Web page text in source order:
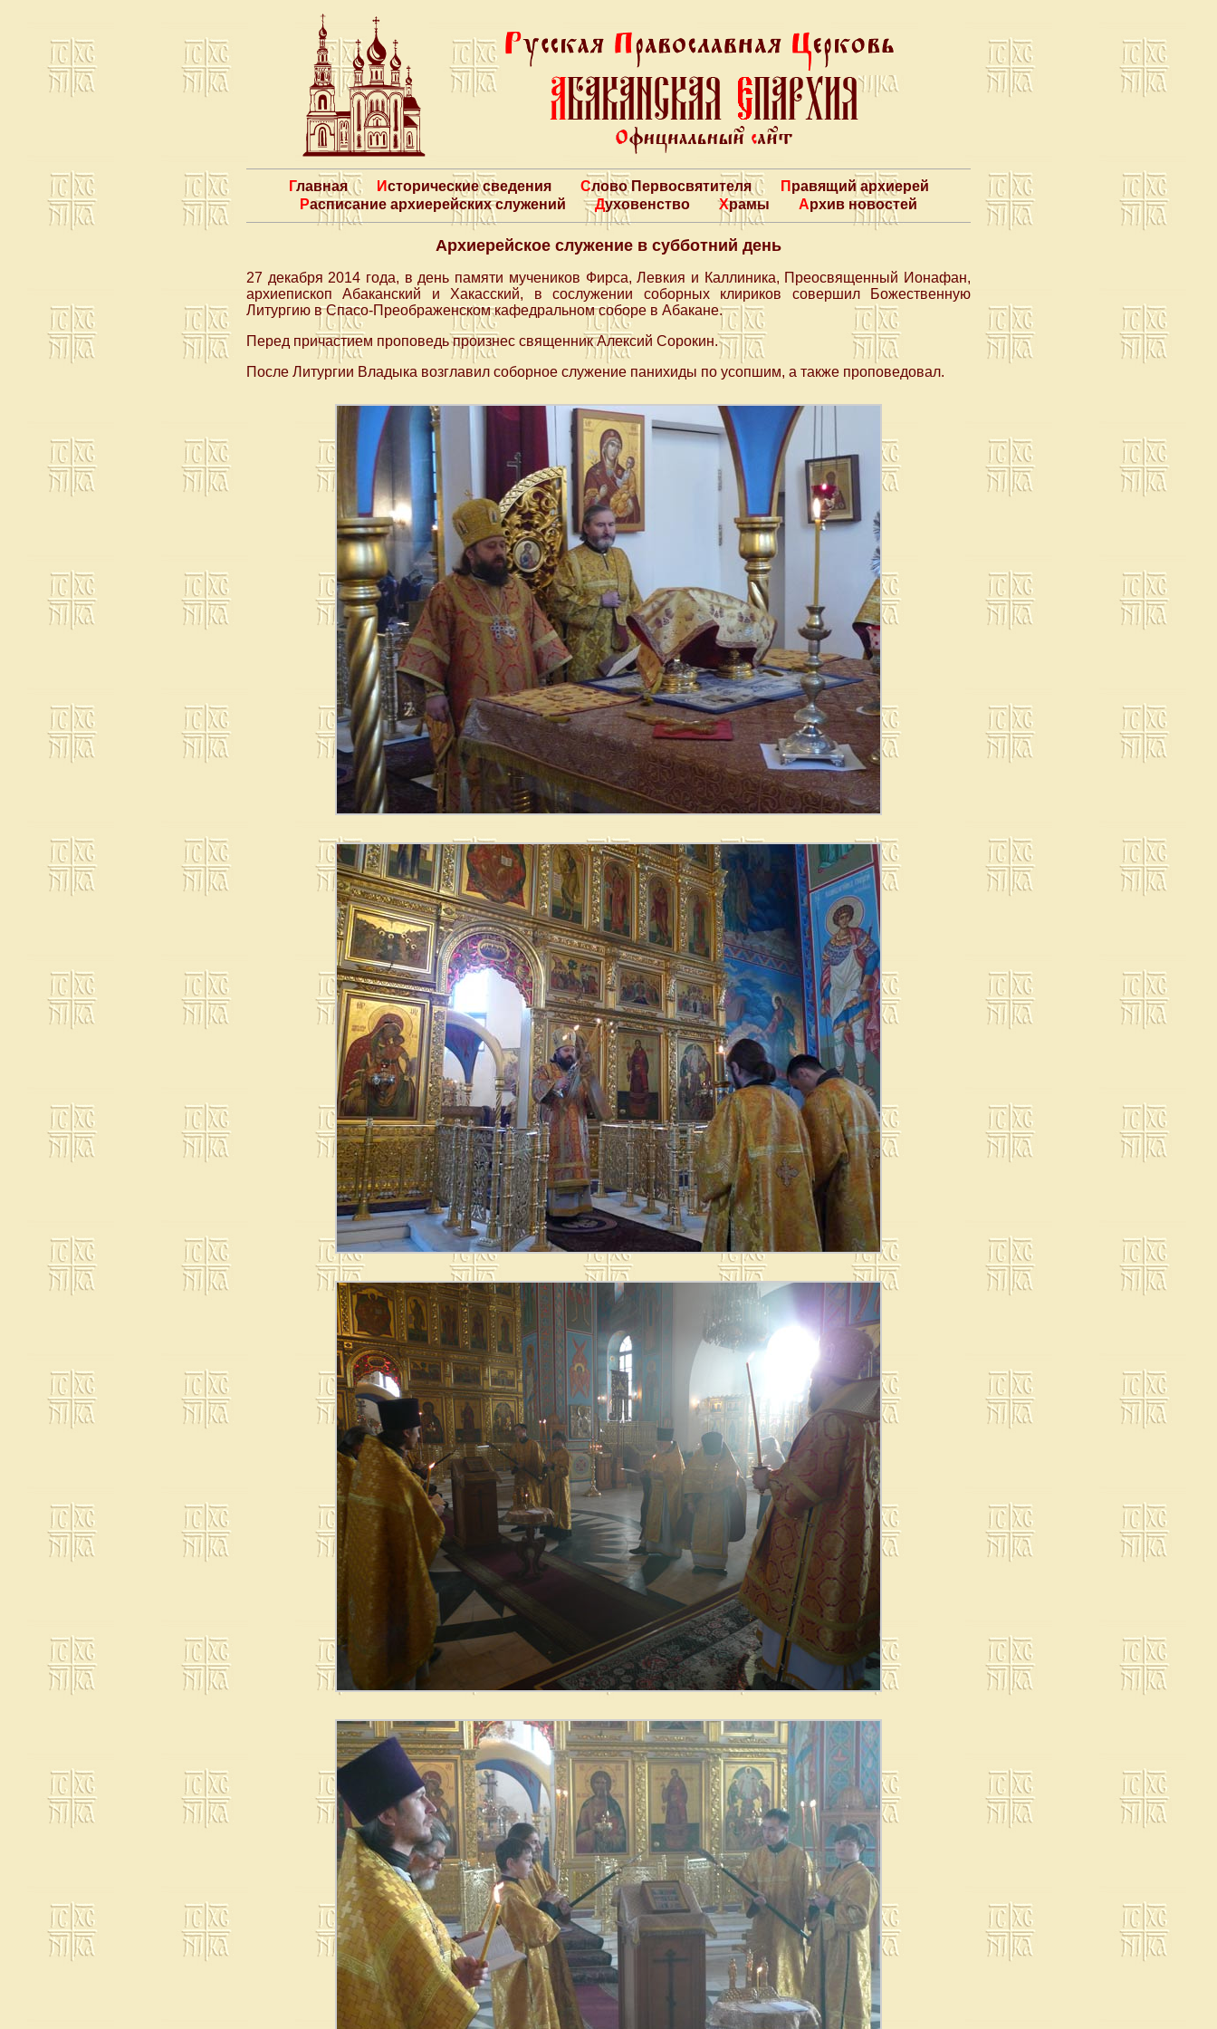
Главная Исторические сведения Слово Первосвятителя
Правящий архиерей
Расписание архиерейских служений
Духовенство Храмы Архив новостей
Архиерейское служение в субботний день
27 декабря 2014 года, в день памяти мучеников Фирса, Левкия и Каллиника, Преосвященный Ионафан,
архиепископ Абаканский и Хакасский, в сослужении соборных клириков совершил Божественную
Литургию в Спасо-Преображенском кафедральном соборе в Абакане.
Перед причастием проповедь произнес священник Алексий Сорокин.
После Литургии Владыка возглавил соборное служение панихиды по усопшим, а также проповедовал.